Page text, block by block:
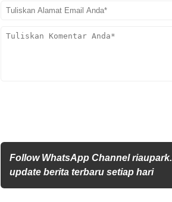
Follow WhatsApp Channel
update berita terbaru setiap hari